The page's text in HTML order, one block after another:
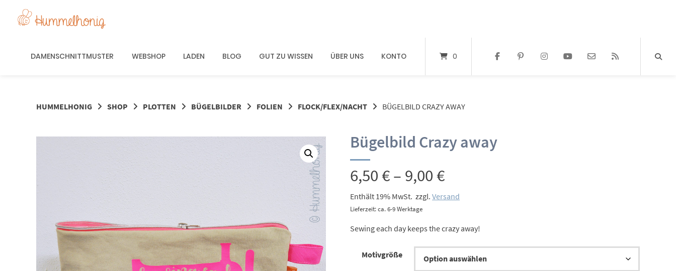
DAMENSCHNITTMUSTER WEBSHOP LADEN BLOG GUT ZU WISSEN ÜBER UNS KONTO 0
HUMMELHONIG SHOP PLOTTEN BÜGELBILDER FOLIEN FLOCK/FLEX/NACHT BÜGELBILD CRAZY AWAY
Bügelbild Crazy away
6,50€– 9,00€Preisspanne:
6,50 €
bis
9,00 €
Enthält 19% MwSt. zzgl. Versand
Lieferzeit: ca. 6-9 Werktage
Sewing each day keeps the crazy away!
Motivgröße